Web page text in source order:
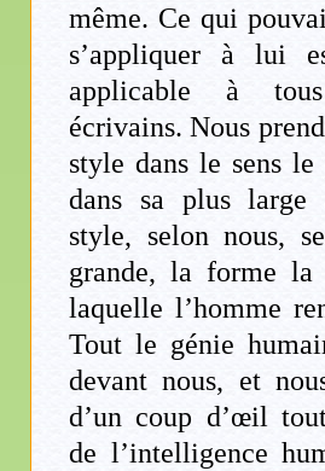
même. Ce qui
s’appliquer à lui
applicable à
écrivains. Nous
style dans le sens
dans sa plus large
style, selon nous,
grande, la forme la
laquelle l’homme
Tout le génie
devant nous, et
d’un coup d’œil
de l’intelligence